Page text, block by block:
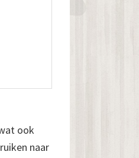
ook
naar